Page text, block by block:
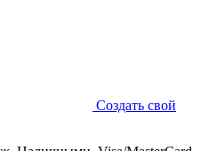
Создать свой